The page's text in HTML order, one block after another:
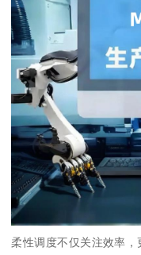
柔性调度不仅关注效率